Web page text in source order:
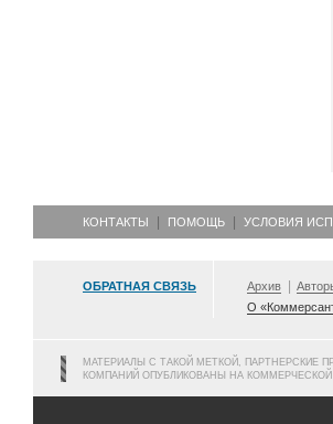
КОНТАКТЫ ПОМОЩЬ УСЛОВИЯ
ОБРАТНАЯ СВЯЗЬ Архив
О
МАТЕРИАЛЫ С ТАКОЙ МЕТКОЙ, ПАРТНЕРСКИЕ
КОМПАНИЙ ОПУБЛИКОВАНЫ НА